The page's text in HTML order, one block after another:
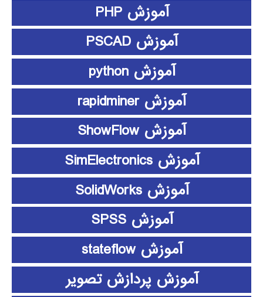
آموزش PHP
آموزش PSCAD
آموزش python
آموزش rapidminer
آموزش ShowFlow
آموزش SimElectronics
آموزش SolidWorks
آموزش SPSS
آموزش stateflow
آموزش پردازش تصویر